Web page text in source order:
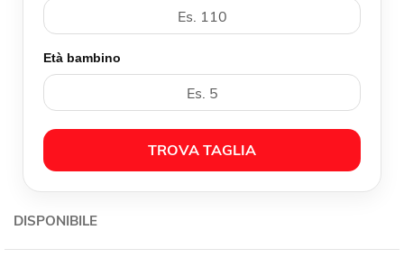
Età bambino
TROVA TAGLIA
DISPONIBILE